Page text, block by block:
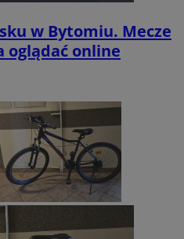
w Bytomiu. Mecze
oglądać online